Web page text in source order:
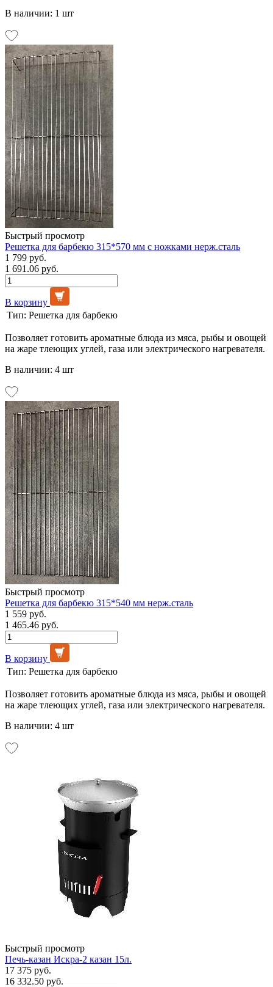
В наличии: 1 шт
Быстрый просмотр
Решетка для барбекю 315*570 мм с ножками нерж.сталь
1 799 руб.
1 691.06 руб.
В корзину
Тип: Решетка для барбекю
Позволяет готовить ароматные блюда из мяса, рыбы и овощей
на жаре тлеющих углей, газа или электрического нагревателя.
В наличии: 4 шт
Быстрый просмотр
Решетка для барбекю 315*540 мм нерж.сталь
1 559 руб.
1 465.46 руб.
В корзину
Тип: Решетка для барбекю
Позволяет готовить ароматные блюда из мяса, рыбы и овощей
на жаре тлеющих углей, газа или электрического нагревателя.
В наличии: 4 шт
Быстрый просмотр
Печь-казан Искра-2 казан 15л.
17 375 руб.
16 332.50 руб.